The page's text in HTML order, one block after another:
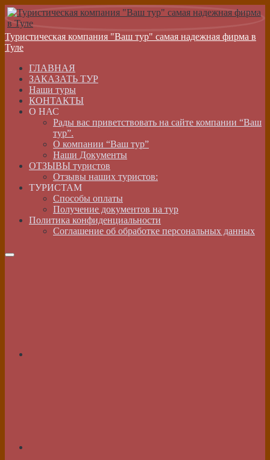
Туристическая компания "Ваш тур" самая надежная фирма в
Туле
ГЛАВНАЯ
ЗАКАЗАТЬ ТУР
Наши туры
КОНТАКТЫ
О НАС
Рады вас приветствовать на сайте компании “Ваш
тур”.
О компании “Ваш тур”
Наши Документы
ОТЗЫВЫ туристов
Отзывы наших туристов:
ТУРИСТАМ
Способы оплаты
Получение документов на тур
Политика конфиденциальности
Соглашение об обработке персональных данных